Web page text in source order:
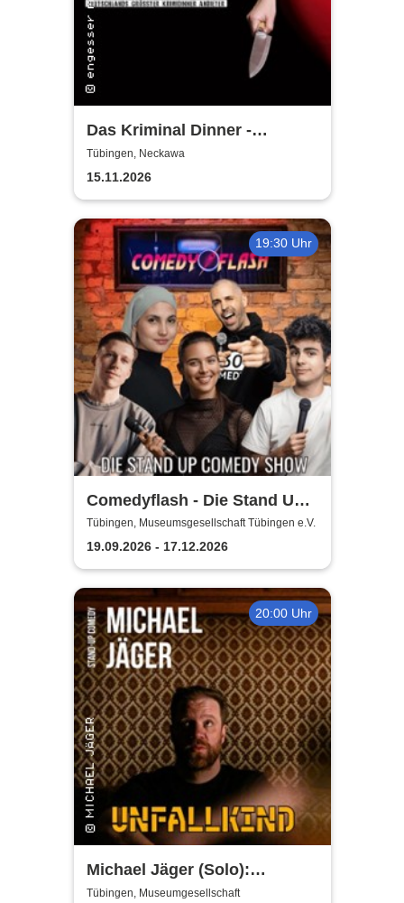
Das Kriminal Dinner -
Alpenkrimi: Knödelmord beim
Gipfeltreffen
Tübingen, Neckawa
15.11.2026
19:30 Uhr
Comedyflash - Die Stand Up
Comedy Show
Tübingen, Museumsgesellschaft Tübingen e.V.
19.09.2026 - 17.12.2026
20:00 Uhr
Michael Jäger (Solo):
Unfallkind - die neue Stand-
Tübingen, Museumgesellschaft